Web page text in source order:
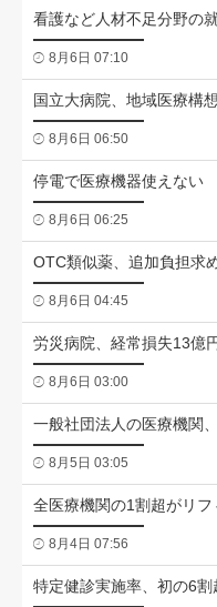
看護など人材不足分野の
8月6日 07:10
国立大病院、地域医療構
8月6日 06:50
停電で医療機器使えない
8月6日 06:25
OTC類似薬、追加負担求
8月6日 04:45
労災病院、経常損失13億
8月6日 03:00
一般社団法人の医療機関
8月5日 03:05
全医療機関の1割超がリ
8月4日 07:56
特定健診実施率、初の6